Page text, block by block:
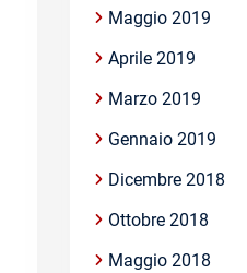
Maggio 2019
Aprile 2019
Marzo 2019
Gennaio 2019
Dicembre 2018
Ottobre 2018
Maggio 2018